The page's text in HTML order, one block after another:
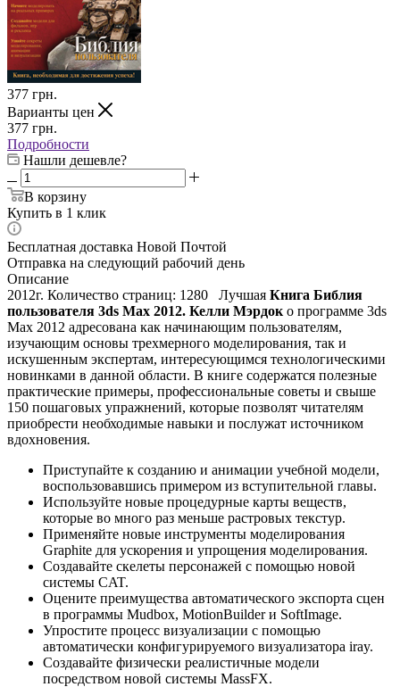
377 грн.
Варианты цен
377 грн.
Подробности
Нашли дешевле?
В корзину
Купить в 1 клик
Бесплатная доставка Новой Почтой
Отправка на следующий рабочий день
Описание
2012г. Количество страниц: 1280 Лучшая Книга Библия
пользователя 3ds Max 2012. Келли Мэрдок о программе 3ds
Max 2012 адресована как начинающим пользователям,
изучающим основы трехмерного моделирования, так и
искушенным экспертам, интересующимся технологическими
новинками в данной области. В книге содержатся полезные
практические примеры, профессиональные советы и свыше
150 пошаговых упражнений, которые позволят читателям
приобрести необходимые навыки и послужат источником
вдохновения.
Приступайте к созданию и анимации учебной модели,
воспользовавшись примером из вступительной главы.
Используйте новые процедурные карты веществ,
которые во много раз меньше растровых текстур.
Применяйте новые инструменты моделирования
Graphite для ускорения и упрощения моделирования.
Создавайте скелеты персонажей с помощью новой
системы CAT.
Оцените преимущества автоматического экспорта сцен
в программы Mudbox, MotionBuilder и SoftImage.
Упростите процесс визуализации с помощью
автоматически конфигурируемого визуализатора iray.
Создавайте физически реалистичные модели
посредством новой системы MassFX.